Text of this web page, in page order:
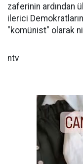
zaferinin ardından
ilerici
"komünist" olarak
ntv